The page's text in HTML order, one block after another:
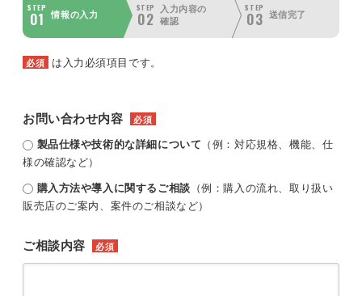
STEP
01 情報の入力
STEP
02
入力内容の
確認
STEP
03 送信完了
必須 は入力必須項目です。
お問い合わせ内容 必須
製品仕様や技術的な詳細について （例：対応規格、機能、仕
様の確認など）
購入方法や導入に関するご相談 （例：購入の流れ、取り扱い
販売店のご案内、案件のご相談など）
ご相談内容 必須